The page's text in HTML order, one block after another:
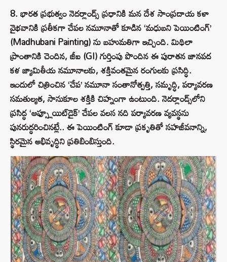
8. భారత ప్రభుత్వం నెదర్లాండ్స్ ప్రధానికి మన దేశ సాంప్రదాయ కళా
వైభవానికి ప్రతీకగా చేపల నమూనాతో కూడిన ‘మధుబని పెయింటింగ్’
(Madhubani Painting) ను బహుమతిగా ఇచ్చింది. మిథిలా
ప్రాంతానికి చెందిన, జీఐ (GI) గుర్తింపు పొందిన ఈ పురాతన జానపద
కళ జ్యామితీయ నమూనాలకు, శక్తివంతమైన రంగులకు ప్రసిద్ధి.
ఇందులో చిత్రించిన ‘చేప’ నమూనా సంతానోత్పత్తి, సమృద్ధి, పర్యావరణ
సమతుల్యత, సానుకూల శక్తికి చిహ్నంగా ఉంటుంది. నెదర్లాండ్స్‌లోని
ప్రసిద్ధ ‘ఆఫ్స్లూయిట్‌డైక్’ చేపల వలస నది పర్యావరణ వ్యవస్థను
పునరుద్ధరించినట్లే.. ఈ పెయింటింగ్ కూడా ప్రకృతితో సహజీవనాన్ని,
స్థిరమైన అభివృద్ధిని ప్రతిబింబిస్తుంది.